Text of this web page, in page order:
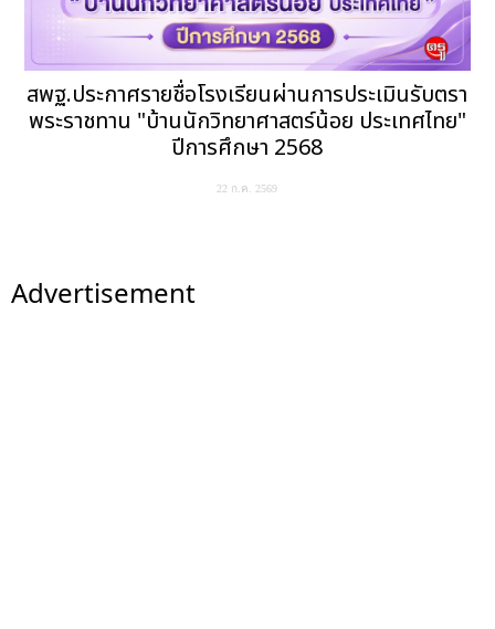
สพฐ.ประกาศรายชื่อโรงเรียนผ่านการประเมินรับตรา
พระราชทาน "บ้านนักวิทยาศาสตร์น้อย ประเทศไทย"
ปีการศึกษา 2568
22 ก.ค. 2569
Advertisement